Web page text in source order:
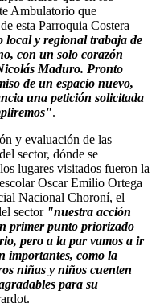
Ambulatorio que
de esta Parroquia Costera
local y regional trabaja de
con un solo corazón
Maduro. Pronto
de un espacio nuevo,
una petición solicitada
.
y evaluación de las
sector, dónde se
lugares visitados fueron la
Oscar Emilio Ortega
Nacional Choroní, el
sector"nuestra acción
primer punto priorizado
pero a la par vamos a ir
importantes, como la
niñas y niños cuenten
para su